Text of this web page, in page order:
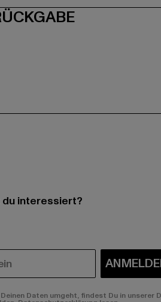
interessiert?
Daten umgeht, findest Du in unserer